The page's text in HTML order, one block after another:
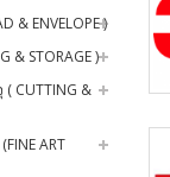
& ENVELOPE )
& STORAGE )
CUTTING &
ART